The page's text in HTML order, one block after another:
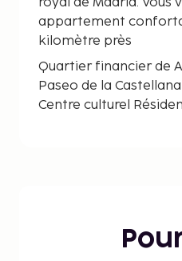
royal de Madrid. Vous
appartement
kilomètre près
Quartier financier de
Paseo de la
Centre culturel
Parc de l’Ouest - 2,5